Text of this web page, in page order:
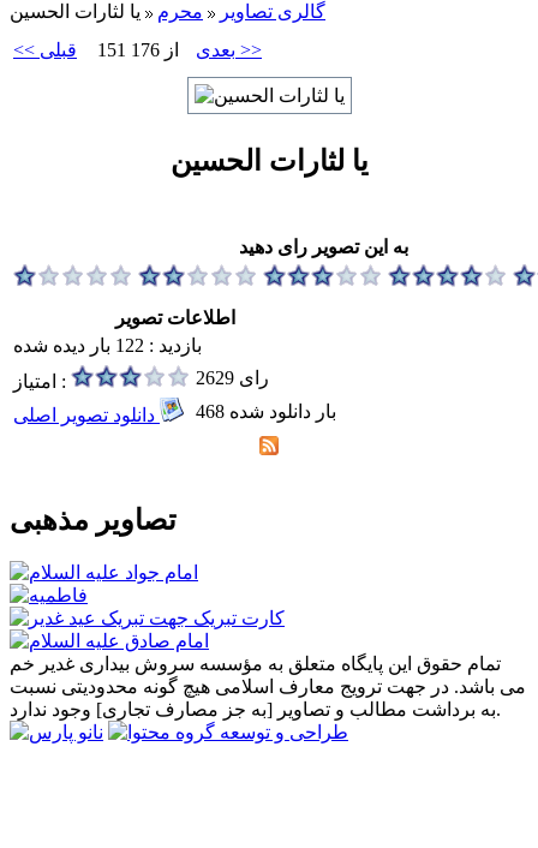
گالری تصاویر محرم
یا لثارات الحسین
<< قبلی
151 از 176 بعدی >>
یا لثارات الحسین
به این تصویر رای دهید
اطلاعات تصویر
بازدید : 122 بار دیده شده
امتیاز :
2629 رای
468 بار دانلود شده
تصاویر مذهبی
تمام حقوق این پایگاه متعلق به مؤسسه سروش بیداری غدیر خم
می باشد. در جهت ترویج معارف اسلامی هیچ گونه محدودیتی نسبت
به برداشت مطالب و تصاویر [به جز مصارف تجاری] وجود ندارد.